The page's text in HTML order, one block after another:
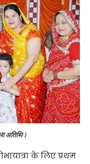
अतिथि।
के लिए प्रथम